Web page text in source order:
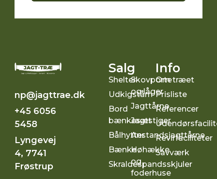
np@jagttrae.dk
+45 6056
5458
Lyngevej
4, 7741
Frøstrup
Salg
Shelter
Udkigstårn
Bord
bænkesæt
Bålhytter
Bænke
Skraldespandsskjuler
Skovporte
og låger
Jagttårne
Jagtstiger
Anstandsjagttårne
Høhække
og
foderhuse
Info
Om træet
Prisliste
Referencer
Revirfaciliteter
Savværk